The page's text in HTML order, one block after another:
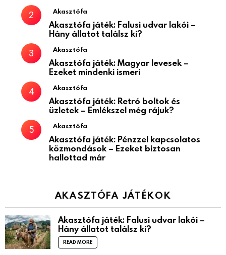
Akasztófa
Akasztófa játék: Falusi udvar lakói –
Hány állatot találsz ki?
Akasztófa
Akasztófa játék: Magyar levesek –
Ezeket mindenki ismeri
Akasztófa
Akasztófa játék: Retró boltok és
üzletek – Emlékszel még rájuk?
Akasztófa
Akasztófa játék: Pénzzel kapcsolatos
közmondások – Ezeket biztosan
hallottad már
AKASZTÓFA JÁTÉKOK
Akasztófa játék: Falusi udvar lakói –
Hány állatot találsz ki?
READ MORE